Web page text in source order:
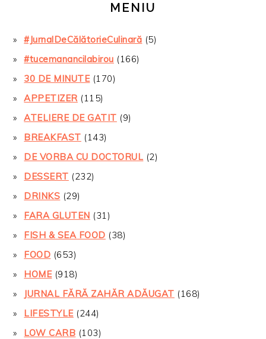
MENIU
#JurnalDeCălătorieCulinară (5)
#tucemanancilabirou (166)
30 DE MINUTE(170)
APPETIZER (115)
ATELIERE DE GATIT (9)
BREAKFAST (143)
DE VORBA CU DOCTORUL (2)
DESSERT (232)
DRINKS (29)
FARA GLUTEN (31)
FISH & SEA FOOD (38)
FOOD (653)
HOME(918)
JURNAL FĂRĂ ZAHĂR ADĂUGAT (168)
LIFESTYLE(244)
LOW CARB (103)